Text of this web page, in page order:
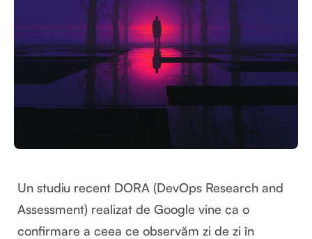
Un studiu recent DORA (DevOps Research and
Assessment) realizat de Google vine ca o
confirmare a ceea ce observăm zi de zi în